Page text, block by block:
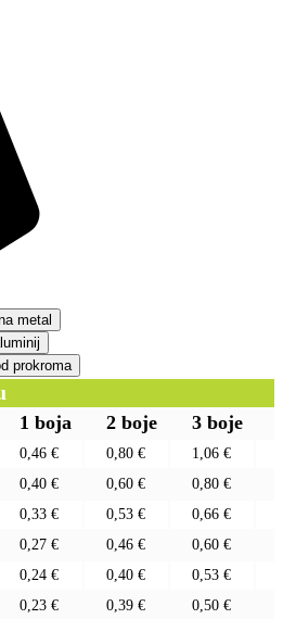
metal
prokroma
1 boja 2 boje 3 boje
0,46 € 0,80 € 1,06 €
0,40 € 0,60 € 0,80 €
0,33 € 0,53 € 0,66 €
0,27 € 0,46 € 0,60 €
0,24 € 0,40 € 0,53 €
0,23 € 0,39 € 0,50 €